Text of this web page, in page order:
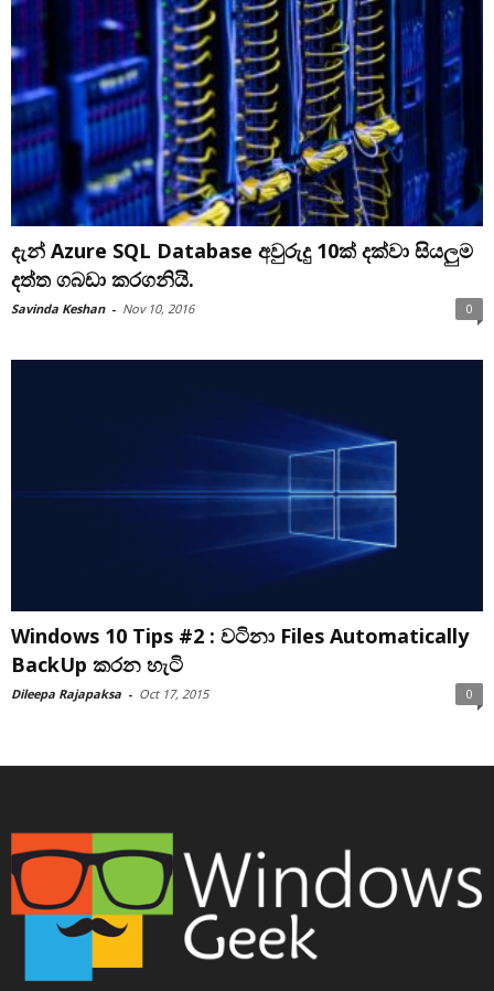
දැන් Azure SQL Database අවුරුදු 10ක් දක්වා සියලුම
දත්ත ගබඩා කරගනියි.
Savinda Keshan - Nov 10, 2016 0
Windows 10 Tips #2 : වටිනා Files Automatically
BackUp කරන හැටි
Dileepa Rajapaksa - Oct 17, 2015 0